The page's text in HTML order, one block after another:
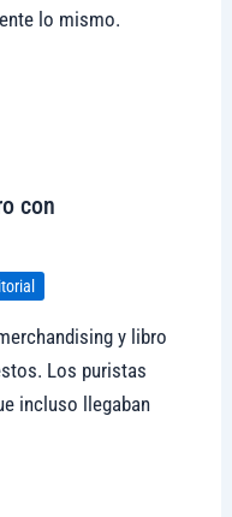
lo mismo.
con
y libro
Los puristas
incluso llegaban